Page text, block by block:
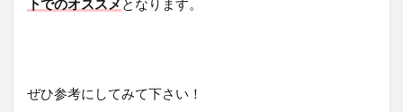
下でのオススメ となります。
ぜひ参考にしてみて下さい！